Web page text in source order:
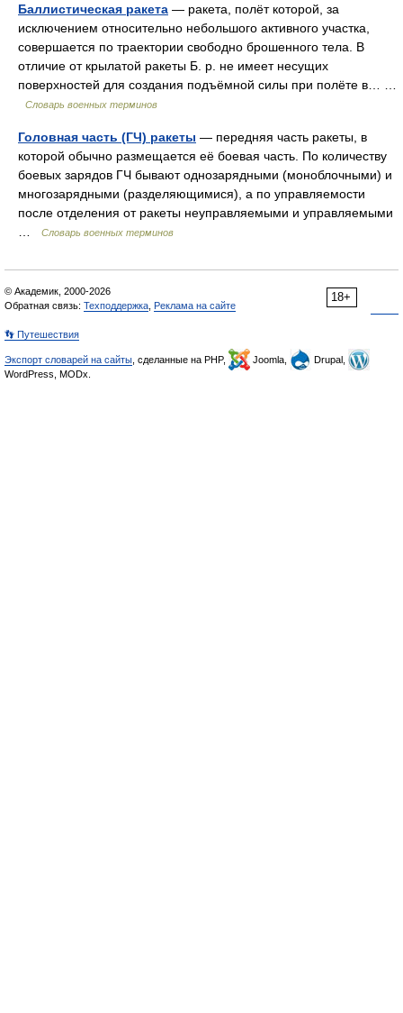
Баллистическая ракета — ракета, полёт которой, за
исключением относительно небольшого активного участка,
совершается по траектории свободно брошенного тела. В
отличие от крылатой ракеты Б. р. не имеет несущих
поверхностей для создания подъёмной силы при полёте в… …
Словарь военных терминов
Головная часть (ГЧ) ракеты — передняя часть ракеты, в
которой обычно размещается её боевая часть. По количеству
боевых зарядов ГЧ бывают однозарядными (моноблочными) и
многозарядными (разделяющимися), а по управляемости
после отделения от ракеты неуправляемыми и управляемыми
Словарь военных терминов
18+
© Академик, 2000-2026
Обратная связь: Техподдержка Реклама на сайте
👣 Путешествия
Экспорт словарей на сайты , сделанные на PHP, Joomla,
Drupal,
WordPress, MODx.